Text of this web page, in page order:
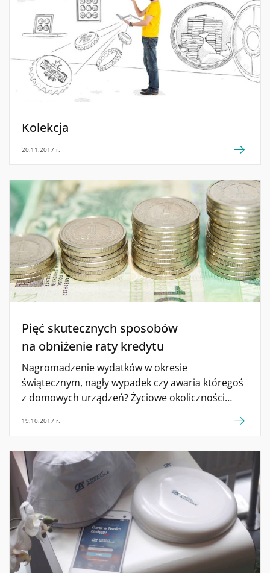
Kolekcja
20.11.2017 r.
Pięć skutecznych sposobów
na obniżenie raty kredytu
Nagromadzenie wydatków w okresie
świątecznym, nagły wypadek czy awaria któregoś
z domowych urządzeń? Życiowe okoliczności
chwilowe problemy ze spłatą zadłużenia. Jak sobie
Agricole. Obniżenie raty kredytu Mimo
że nie możemy obecnie narzekać na wysokie
stopy procentowe, to wypadałoby prewencyjnie
pomyśleć o tym, w jaki sposób odciążyć domowy
budżet, kiedy zauważamy, że miesięczne spłaty
[…]
19.10.2017 r.